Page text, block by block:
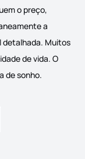
o preço,
a
detalhada. Muitos
de vida. O
de sonho.